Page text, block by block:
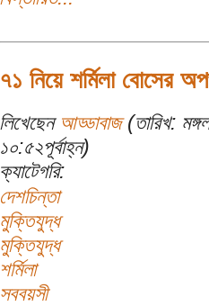
৭১ নিয়ে শর্মিলা বোসের
লিখেছেন আড্ডাবাজ(তারিখ:
১০:৫২পূর্বাহ্ন)
ক্যাটেগরি:
দেশচিন্তা
মুক্তিযুদ্ধ
মুক্তিযুদ্ধ
শর্মিলা
সববয়সী